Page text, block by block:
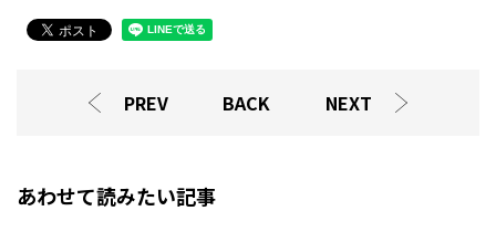
PREV BACK NEXT
あわせて読みたい記事